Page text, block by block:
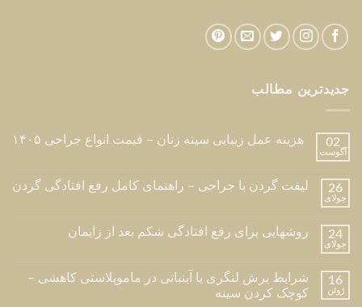
جدیدترین مطالب
02
آگوست
هزینه عمل زیبایی سینه زنان – قیمت انواع جراحی ۱۴۰۵
26
جولای
لیفت گردن با جراحی – راهنمای کامل رفع افتادگی گردن
24
جولای
روشهایی برای رفع افتادگی شکم بعد از زایمان
16
ژوئن
شرایط برش لنگری یا آبنباتی در ماموپلاستی کاهشی –
کوچک کردن سینه